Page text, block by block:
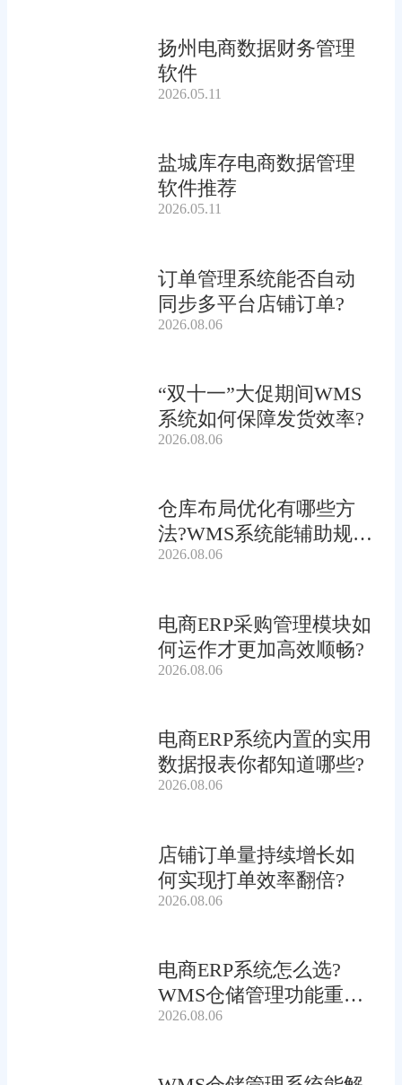
扬州电商数据财务管理
软件
2026.05.11
盐城库存电商数据管理
软件推荐
2026.05.11
订单管理系统能否自动
同步多平台店铺订单?
2026.08.06
“双十一”大促期间WMS
系统如何保障发货效率?
2026.08.06
仓库布局优化有哪些方
法?WMS系统能辅助规划
吗?
2026.08.06
电商ERP采购管理模块如
何运作才更加高效顺畅?
2026.08.06
电商ERP系统内置的实用
数据报表你都知道哪些?
2026.08.06
店铺订单量持续增长如
何实现打单效率翻倍?
2026.08.06
电商ERP系统怎么选?
WMS仓储管理功能重要
吗?
2026.08.06